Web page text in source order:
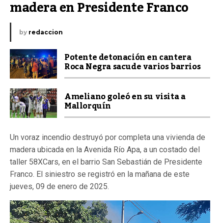
madera en Presidente Franco
by redaccion
Potente detonación en cantera
Roca Negra sacude varios barrios
Ameliano goleó en su visita a
Mallorquín
Un voraz incendio destruyó por completa una vivienda de
madera ubicada en la Avenida Río Apa, a un costado del
taller 58XCars, en el barrio San Sebastián de Presidente
Franco. El siniestro se registró en la mañana de este
jueves, 09 de enero de 2025.